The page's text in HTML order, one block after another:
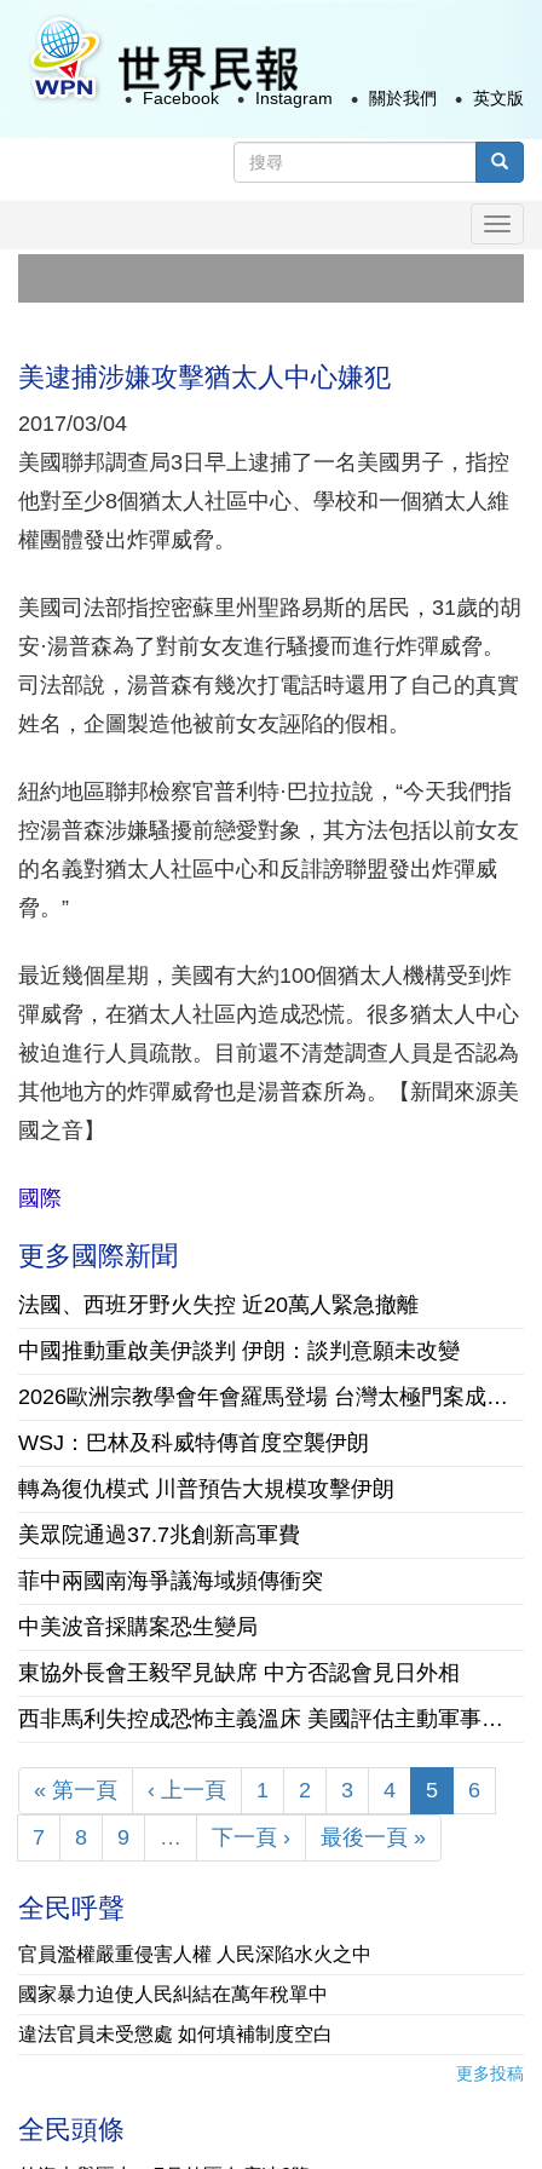
容
搜
尋
Facebook Instagram 關於我們 英文版
美逮捕涉嫌攻擊猶太人中心嫌犯
2017/03/04
美國聯邦調查局3日早上逮捕了一名美國男子，指控
他對至少8個猶太人社區中心、學校和一個猶太人維
權團體發出炸彈威脅。
美國司法部指控密蘇里州聖路易斯的居民，31歲的胡
安·湯普森為了對前女友進行騷擾而進行炸彈威脅。
司法部說，湯普森有幾次打電話時還用了自己的真實
姓名，企圖製造他被前女友誣陷的假相。
紐約地區聯邦檢察官普利特·巴拉拉說，“今天我們指
控湯普森涉嫌騷擾前戀愛對象，其方法包括以前女友
的名義對猶太人社區中心和反誹謗聯盟發出炸彈威
脅。”
最近幾個星期，美國有大約100個猶太人機構受到炸
彈威脅，在猶太人社區內造成恐慌。很多猶太人中心
被迫進行人員疏散。目前還不清楚調查人員是否認為
其他地方的炸彈威脅也是湯普森所為。【新聞來源美
國之音】
國際
更多國際新聞
法國、西班牙野火失控 近20萬人緊急撤離
中國推動重啟美伊談判 伊朗：談判意願未改變
2026歐洲宗教學會年會羅馬登場 台灣太極門案成國際跨學科研究焦點
WSJ：巴林及科威特傳首度空襲伊朗
轉為復仇模式 川普預告大規模攻擊伊朗
美眾院通過37.7兆創新高軍費
菲中兩國南海爭議海域頻傳衝突
中美波音採購案恐生變局
東協外長會王毅罕見缺席 中方否認會見日外相
西非馬利失控成恐怖主義溫床 美國評估主動軍事干預可行性
« 第一頁 ‹ 上一頁 1 2 3 4 5
6
7
8 9 … 下一頁 › 最後一頁 »
全民呼聲
官員濫權嚴重侵害人權 人民深陷水火之中
國家暴力迫使人民糾結在萬年稅單中
違法官員未受懲處 如何填補制度空白
更多投稿
全民頭條